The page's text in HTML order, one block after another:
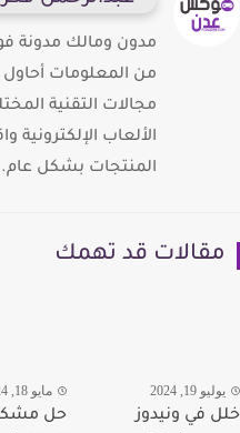
مدون ومالك مدونة
من المعلومات أحاول
مجالات التقنية
الألعاب الإلكترونية
المنتجات بشكل عام.
قد تهمك
19, 2024
في ونيدوز
مايو 18, 2024
حل